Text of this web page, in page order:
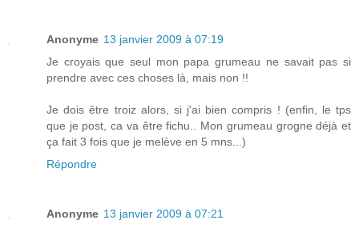
Anonyme 13 janvier 2009 à 07:19
Je croyais que seul mon papa grumeau ne savait pas si
prendre avec ces choses là, mais non !!
Je dois être troiz alors, si j'ai bien compris ! (enfin, le tps
que je post, ca va être fichu.. Mon grumeau grogne déjà et
ça fait 3 fois que je melève en 5 mns...)
Répondre
Anonyme 13 janvier 2009 à 07:21